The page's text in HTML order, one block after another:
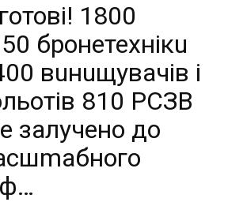
1800
брoнетехнікu
вuнuщувaчів і
810 РСЗВ
залучено до